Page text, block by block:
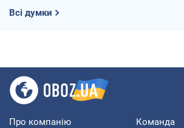
Всі думки
Про компанію Команда